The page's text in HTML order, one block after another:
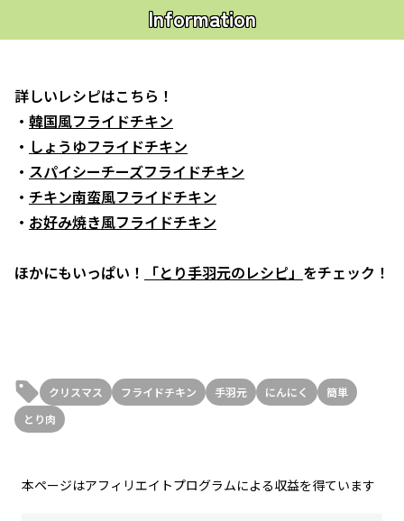
Information
詳しいレシピはこちら！
・ 韓国風フライドチキン
・ しょうゆフライドチキン
・ スパイシーチーズフライドチキン
・ チキン南蛮風フライドチキン
・ お好み焼き風フライドチキン
ほかにもいっぱい！ 「とり手羽元のレシピ」 をチェック！
クリスマス フライドチキン 手羽元 にんにく
簡単
とり肉
本ページはアフィリエイトプログラムによる収益を得ています